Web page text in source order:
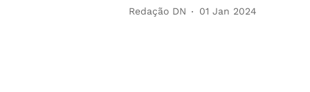
Redação DN 01 Jan 2024